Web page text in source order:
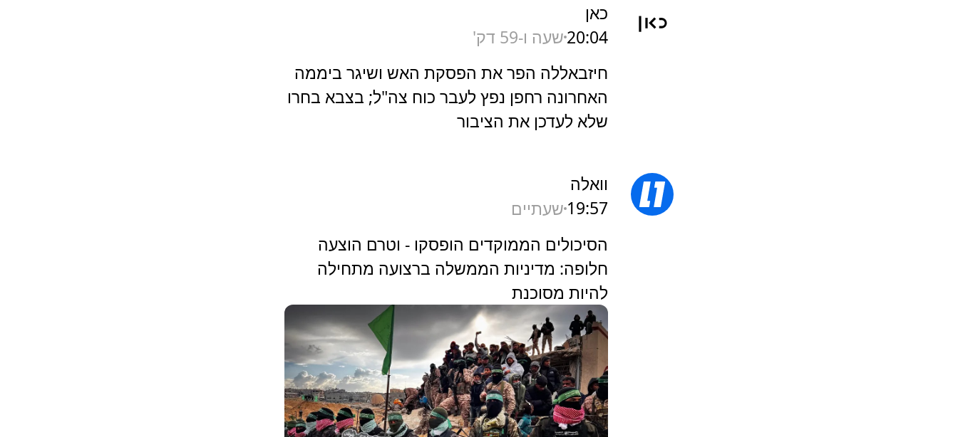
כאן
20:04שעה ו-59 דק'
חיזבאללה הפר את הפסקת האש ושיגר ביממה
האחרונה רחפן נפץ לעבר כוח צה"ל; בצבא בחרו
שלא לעדכן את הציבור
וואלה
19:57 שעתיים
הסיכולים הממוקדים הופסקו - וטרם הוצעה
חלופה: מדיניות הממשלה ברצועה מתחילה
להיות מסוכנת